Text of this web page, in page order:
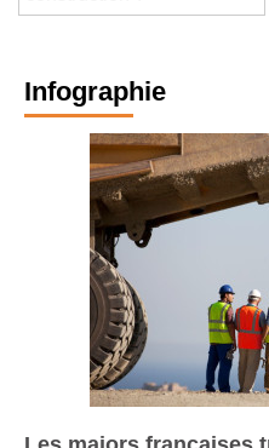
construction ?
Infographie